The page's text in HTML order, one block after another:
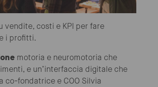
vendite, costi e KPI per fare
i profitti.
motoria e neuromotoria che
e un’interfaccia digitale che
co-fondatrice e COO Silvia